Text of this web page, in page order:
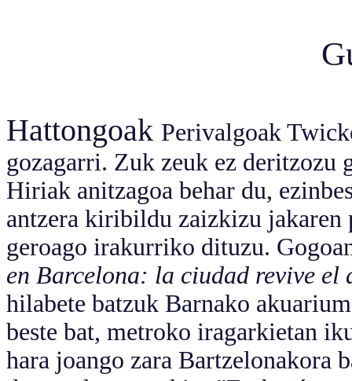
Hattongoak Perivalgoak
gozagarri. Zuk zeuk ez deritzozu
Hiriak anitzagoa behar du,
antzera kiribildu zaizkizu jakaren
geroago irakurriko dituzu.
en Barcelona: la ciudad revive el
hilabete batzuk Barnako
beste bat, metroko iragarkietan
hara joango zara Bartzelonakora